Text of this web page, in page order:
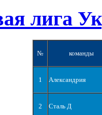
лига
№ команды
1 Александрия
2 Сталь Д